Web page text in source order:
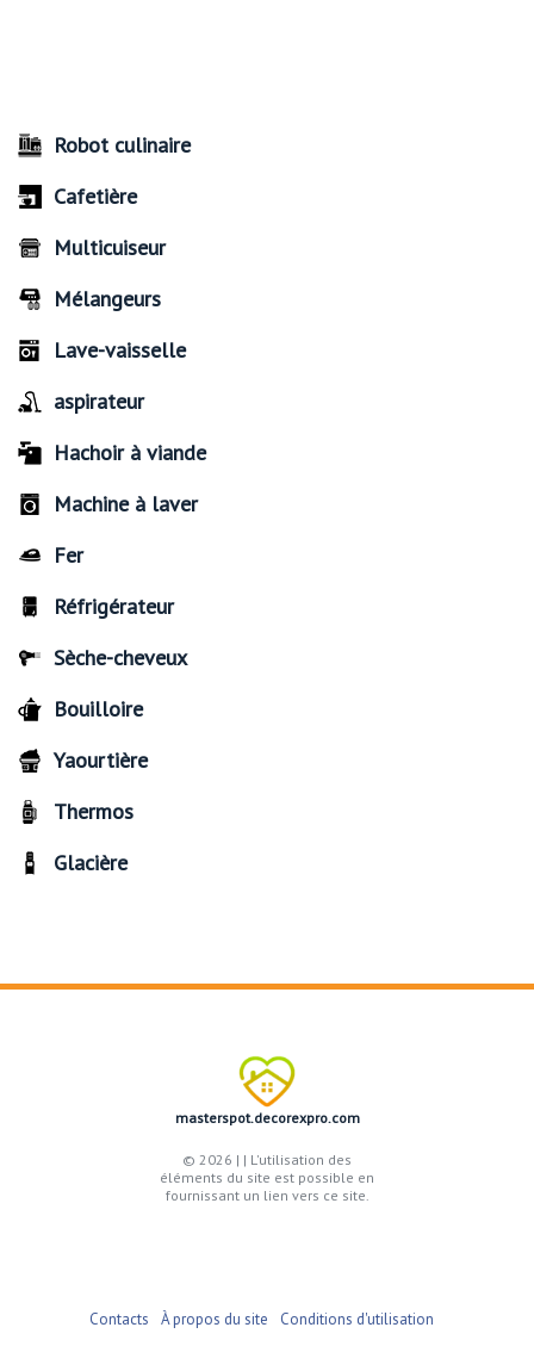
Robot culinaire
Cafetière
Multicuiseur
Mélangeurs
Lave-vaisselle
aspirateur
Hachoir à viande
Machine à laver
Fer
Réfrigérateur
Sèche-cheveux
Bouilloire
Yaourtière
Thermos
Glacière
masterspot.decorexpro.com
© 2026 | | L'utilisation des
éléments du site est possible en
fournissant un lien vers ce site.
Contacts À propos du site Conditions d'utilisation